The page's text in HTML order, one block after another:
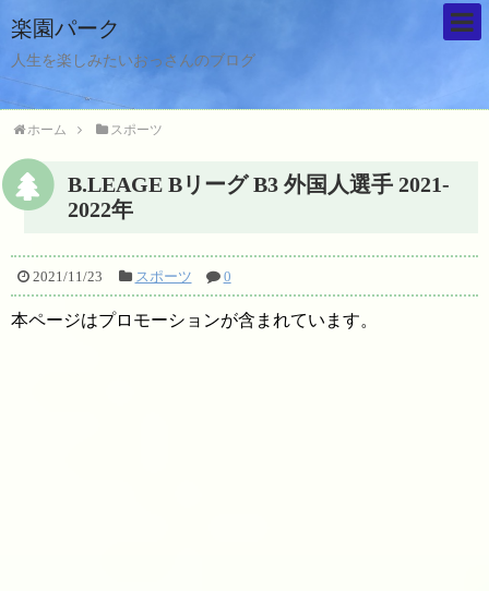
楽園パーク
人生を楽しみたいおっさんのブログ
ホーム スポーツ
B.LEAGE Bリーグ B3 外国人選手 2021-
2022年
2021/11/23 スポーツ 0
本ページはプロモーションが含まれています。